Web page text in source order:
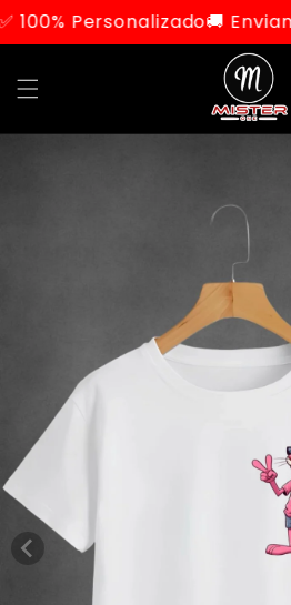
contenido
🚚 Enviamos a